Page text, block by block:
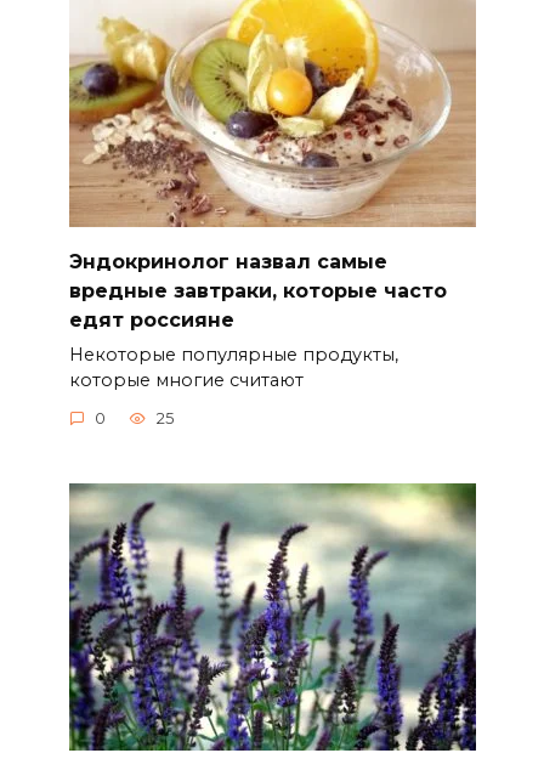
Эндокринолог назвал самые
вредные завтраки, которые часто
едят россияне
Некоторые популярные продукты,
которые многие считают
0 25